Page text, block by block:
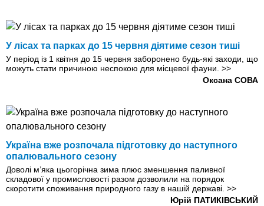
У лісах та парках до 15 червня діятиме сезон тиші
У період із 1 квітня до 15 червня заборонено будь-які заходи, що
можуть стати причиною неспокою для місцевої фауни. >>
Оксана СОВА
Україна вже розпочала підготовку до наступного
опалювального сезону
Доволі м’яка цьогорічна зима плюс зменшення паливної
складової у промисловості разом дозволили на порядок
скоротити споживання природного газу в нашій державі. >>
Юрій ПАТИКІВСЬКИЙ